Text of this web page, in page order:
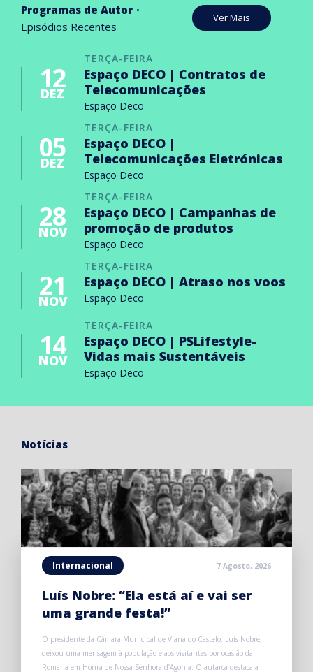
Programas de Autor
Episódios Recentes
Ver Mais
TERÇA-FEIRA
12
DEZ
Espaço DECO | Contratos de
Telecomunicações
Espaço Deco
TERÇA-FEIRA
05
DEZ
Espaço DECO |
Telecomunicações Eletrónicas
Espaço Deco
TERÇA-FEIRA
28
NOV
Espaço DECO | Campanhas de
promoção de produtos
Espaço Deco
TERÇA-FEIRA
21
NOV
Espaço DECO | Atraso nos voos
Espaço Deco
TERÇA-FEIRA
14
NOV
Espaço DECO | PSLifestyle-
Vidas mais Sustentáveis
Espaço Deco
Notícias
Internacional 7 Agosto, 2026
Luís Nobre: “Ela está aí e vai ser
uma grande festa!”
O presidente da Câmara Municipal de Viana do Castelo, Luís Nobre,
deixou uma mensagem à população e aos visitantes por ocasião da
Romaria em Honra de Nossa Senhora d’Agonia. O autarca destaca a